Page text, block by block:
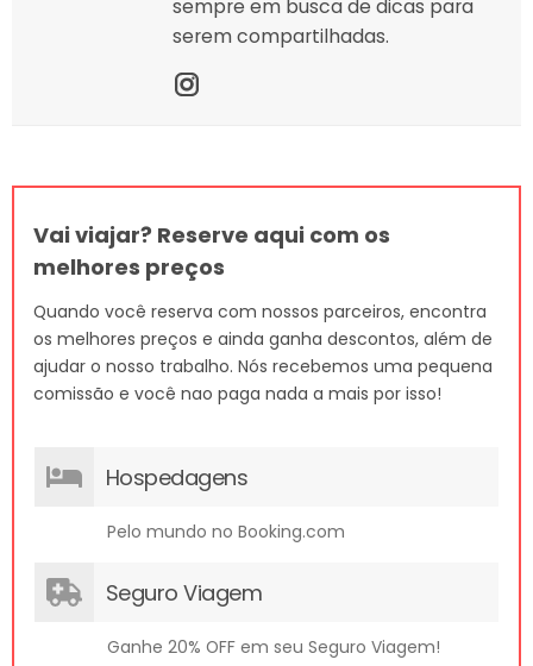
sempre em busca de dicas para
serem compartilhadas.
Vai viajar? Reserve aqui com os
melhores preços
Quando você reserva com nossos parceiros, encontra
os melhores preços e ainda ganha descontos, além de
ajudar o nosso trabalho. Nós recebemos uma pequena
comissão e você nao paga nada a mais por isso!
Hospedagens
Pelo mundo no Booking.com
Seguro Viagem
Ganhe 20% OFF em seu Seguro Viagem!